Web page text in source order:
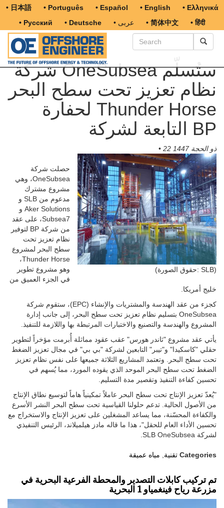
• 日本語 • Português • Español • English
• Ελληνικά
• Русский
• Deutsche • عربى • 简体中文 • हिंदी
شركة OneSubsea ستُسلّم
نظام تعزيز تحت سطح البحر
لحفارة Thunder Horse
التابعة لشركة BP
• 22 ذو الحجة 1447
(حقوق الصورة: SLB)
حصلت شركة
OneSubsea، وهي
مشروع مشترك
مدعوم من SLB و
Aker Solutions و
Subsea7، على عقد
من شركة BP لتوفير
نظام تعزيز تحت
سطح البحر لمشروع
Thunder Horse،
وهو مشروع تطوير
في الجزء العميق من
خليج أمريكا.
كجزء من عقد الهندسة والمشتريات والإنشاء (EPC)، ستقوم شركة
OneSubsea بتسليم نظام تعزيز تحت سطح البحر، إلى جانب إدارة
المشروع والهندسة والتصنيع والاختبارات المرتبطة بها واللازمة للتنفيذ.
يأتي عقد مشروع "ثاندر هورس" عقب عقود مماثلة أُبرمت مؤخراً لتطوير
حقلي "كاسكيدا" و"تيبر" التابعين لشركة "بي بي" في مجال تعزيز الضغط
تحت سطح البحر. وتعتمد المشاريع الثلاثة جميعها على نفس نظام تعزيز
الضغط تحت سطح البحر الموحد الذي يقوده المورد، مما يُسهم في
تحسين كفاءة التنفيذ وتقصير مدة التسليم.
"يُعدّ تعزيز الإنتاج تحت سطح البحر عاملاً تمكينياً هاماً لتوسيع نطاق الإنتاج
من الأصول الحالية. تدعم حلولنا القياسية تحت سطح البحر النشر الأسرع
والكفاءة المحسّنة، مما يساعد المشغلين على تعزيز الإنتاج والاستخراج مع
تحسين الأداء العام للحقل"، هذا ما قاله مادز هيلميلاند، الرئيس التنفيذي
لشركة SLB OneSubsea.
تقنية مياه عميقة Categories
تم تركيب كابلات التصدير والمحطة الفرعية البحرية في
مزرعة رياح فينغمياو 1 البحرية